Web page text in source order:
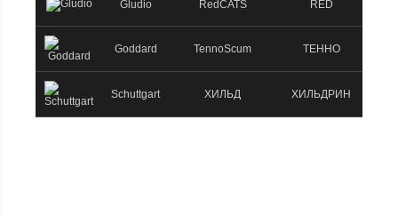
Gludio RedCATS RED
Goddard TennoScum ТЕННО
Schuttgart ХИЛЬД ХИЛЬДРИН